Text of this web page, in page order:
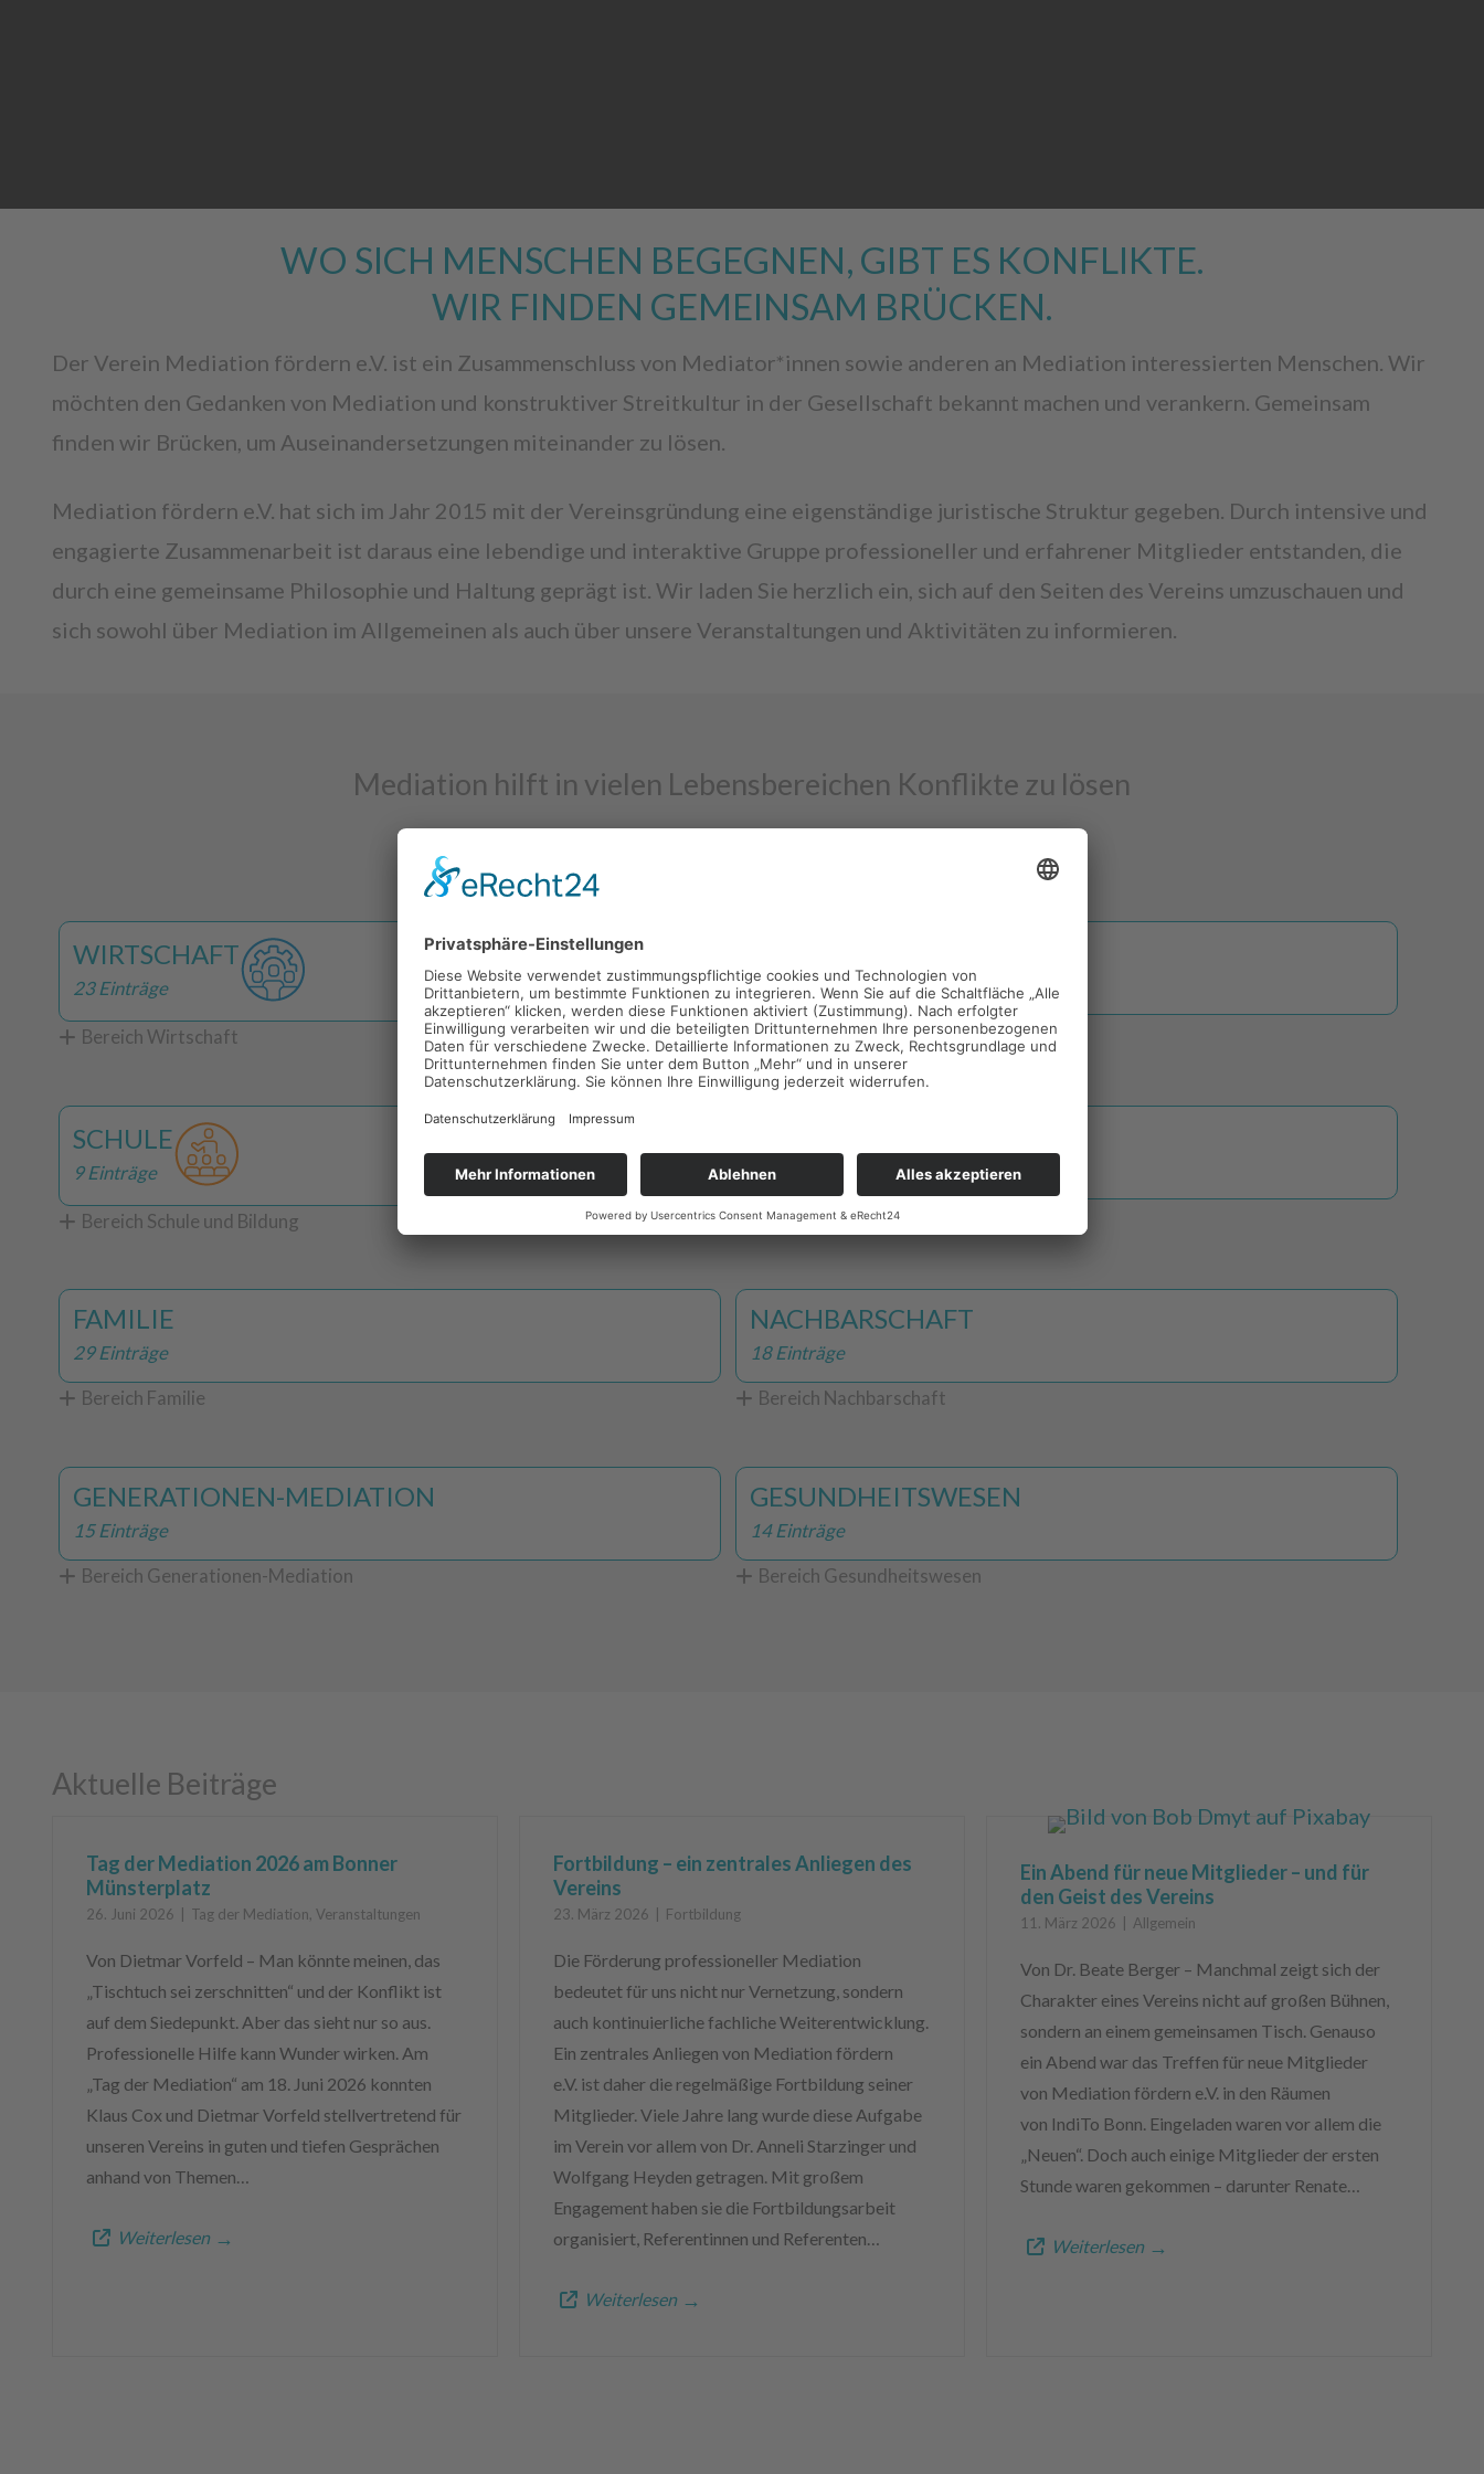
WO SICH MENSCHEN BEGEGNEN, GIBT ES KONFLIKTE.
WIR FINDEN GEMEINSAM BRÜCKEN.
Der Verein Mediation fördern e.V. ist ein Zusammenschluss von Mediator*innen sowie anderen an Mediation interessierten Menschen. Wir
möchten den Gedanken von Mediation und konstruktiver Streitkultur in der Gesellschaft bekannt machen und verankern. Gemeinsam
finden wir Brücken, um Auseinandersetzungen miteinander zu lösen.
Mediation fördern e.V. hat sich im Jahr 2015 mit der Vereinsgründung eine eigenständige juristische Struktur gegeben. Durch intensive und
engagierte Zusammenarbeit ist daraus eine lebendige und interaktive Gruppe professioneller und erfahrener Mitglieder entstanden, die
durch eine gemeinsame Philosophie und Haltung geprägt ist. Wir laden Sie herzlich ein, sich auf den Seiten des Vereins umzuschauen und
sich sowohl über Mediation im Allgemeinen als auch über unsere Veranstaltungen und Aktivitäten zu informieren.
Mediation hilft in vielen Lebensbereichen Konflikte zu lösen
WIRTSCHAFT
23 Einträge
Bereich Wirtschaft
7 Einträge
Bereich Interkulturelles
SCHULE
9 Einträge
Bereich Schule und Bildung
22 Einträge
Bereich Institutionen und Behörden
FAMILIE
29 Einträge
Bereich Familie
NACHBARSCHAFT
18 Einträge
Bereich Nachbarschaft
GENERATIONEN-MEDIATION
15 Einträge
Bereich Generationen-Mediation
GESUNDHEITSWESEN
14 Einträge
Bereich Gesundheitswesen
Aktuelle Beiträge
Tag der Mediation 2026 am Bonner
Münsterplatz
26. Juni 2026 Tag der Mediation Veranstaltungen
Von Dietmar Vorfeld – Man könnte meinen, das
„Tischtuch sei zerschnitten“ und der Konflikt ist
auf dem Siedepunkt. Aber das sieht nur so aus.
Professionelle Hilfe kann Wunder wirken. Am
„Tag der Mediation“ am 18. Juni 2026 konnten
Klaus Cox und Dietmar Vorfeld stellvertretend für
unseren Vereins in guten und tiefen Gesprächen
anhand von Themen…
Weiterlesen →
Fortbildung – ein zentrales Anliegen des
Vereins
23. März 2026 Fortbildung
Die Förderung professioneller Mediation
bedeutet für uns nicht nur Vernetzung, sondern
auch kontinuierliche fachliche Weiterentwicklung.
Ein zentrales Anliegen von Mediation fördern
e.V. ist daher die regelmäßige Fortbildung seiner
Mitglieder. Viele Jahre lang wurde diese Aufgabe
im Verein vor allem von Dr. Anneli Starzinger und
Wolfgang Heyden getragen. Mit großem
Engagement haben sie die Fortbildungsarbeit
organisiert, Referentinnen und Referenten…
Weiterlesen →
Ein Abend für neue Mitglieder – und für
den Geist des Vereins
11. März 2026 Allgemein
Von Dr. Beate Berger – Manchmal zeigt sich der
Charakter eines Vereins nicht auf großen Bühnen,
sondern an einem gemeinsamen Tisch. Genauso
ein Abend war das Treffen für neue Mitglieder
von Mediation fördern e.V. in den Räumen
von IndiTo Bonn. Eingeladen waren vor allem die
„Neuen“. Doch auch einige Mitglieder der ersten
Stunde waren gekommen – darunter Renate…
Weiterlesen →